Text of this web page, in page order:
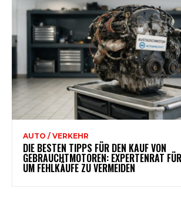
AUTO / VERKEHR
DIE BESTEN TIPPS FÜR DEN KAUF VON
GEBRAUCHTMOTOREN: EXPERTENRAT
UM FEHLKÄUFE ZU VERMEIDEN